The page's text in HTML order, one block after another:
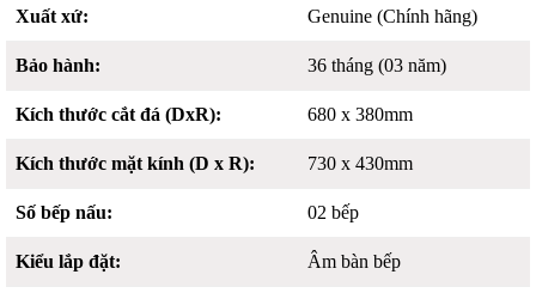
Xuất xứ: Genuine (Chính hãng)
Bảo hành: 36 tháng (03 năm)
Kích thước cắt đá (DxR): 680 x 380mm
Kích thước mặt kính (D x R): 730 x 430mm
Số bếp nấu: 02 bếp
Kiểu lắp đặt: Âm bàn bếp